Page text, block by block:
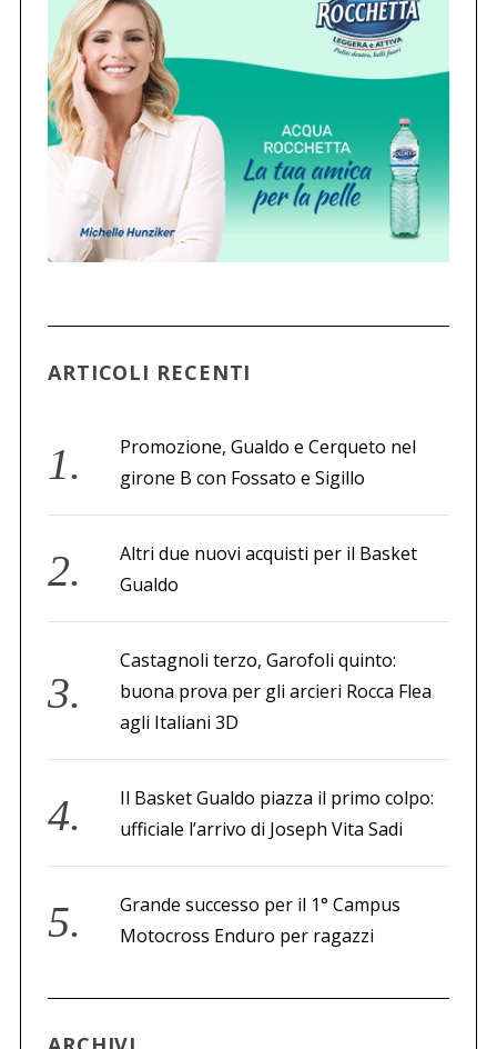
ARTICOLI RECENTI
Promozione, Gualdo e Cerqueto nel
girone B con Fossato e Sigillo
Altri due nuovi acquisti per il Basket
Gualdo
Castagnoli terzo, Garofoli quinto:
buona prova per gli arcieri Rocca Flea
agli Italiani 3D
Il Basket Gualdo piazza il primo colpo:
ufficiale l’arrivo di Joseph Vita Sadi
Grande successo per il 1° Campus
Motocross Enduro per ragazzi